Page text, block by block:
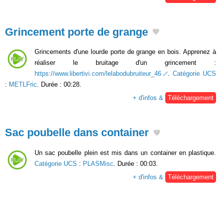
Grincement porte de grange
Grincements d'une lourde porte de grange en bois. Apprenez à
réaliser le bruitage d'un grincement :
https://www.libertivi.com/lelabodubruiteur_46
. Catégorie UCS
: METLFric. Durée : 00:28.
+ d'infos & Téléchargement
Sac poubelle dans container
Un sac poubelle plein est mis dans un container en plastique.
Catégorie UCS : PLASMisc . Durée : 00:03.
+ d'infos &
Téléchargement